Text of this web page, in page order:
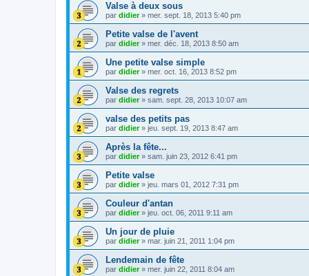
Valse à deux sous
par didier» mer. sept. 18, 2013 5:40 pm
Petite valse de l'avent
par didier» mer. déc. 18, 2013 8:50 am
Une petite valse simple
par didier» mer. oct. 16, 2013 8:52 pm
Valse des regrets
par didier» sam. sept. 28, 2013 10:07 am
valse des petits pas
par didier» jeu. sept. 19, 2013 8:47 am
Après la fête...
par didier» sam. juin 23, 2012 6:41 pm
Petite valse
par didier» jeu. mars 01, 2012 7:31 pm
Couleur d'antan
par didier» jeu. oct. 06, 2011 9:11 am
Un jour de pluie
par didier» mar. juin 21, 2011 1:04 pm
Lendemain de fête
par didier» mer. juin 22, 2011 8:04 am